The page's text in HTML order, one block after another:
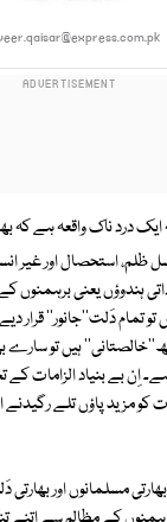
ایک درد ناک واقعہ ہے کہ
استحصال اور غیر
ہندوؤں یعنی برہمنوں
دَلت''جانور'' قرار
ہیں تو سارے
اِن بے بنیاد الزامات
مزید پاؤں تلے رگیدنے
مسلمانوں اور